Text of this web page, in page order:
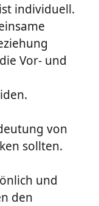
individuell.
Vor- und
von
sollten.
und
den